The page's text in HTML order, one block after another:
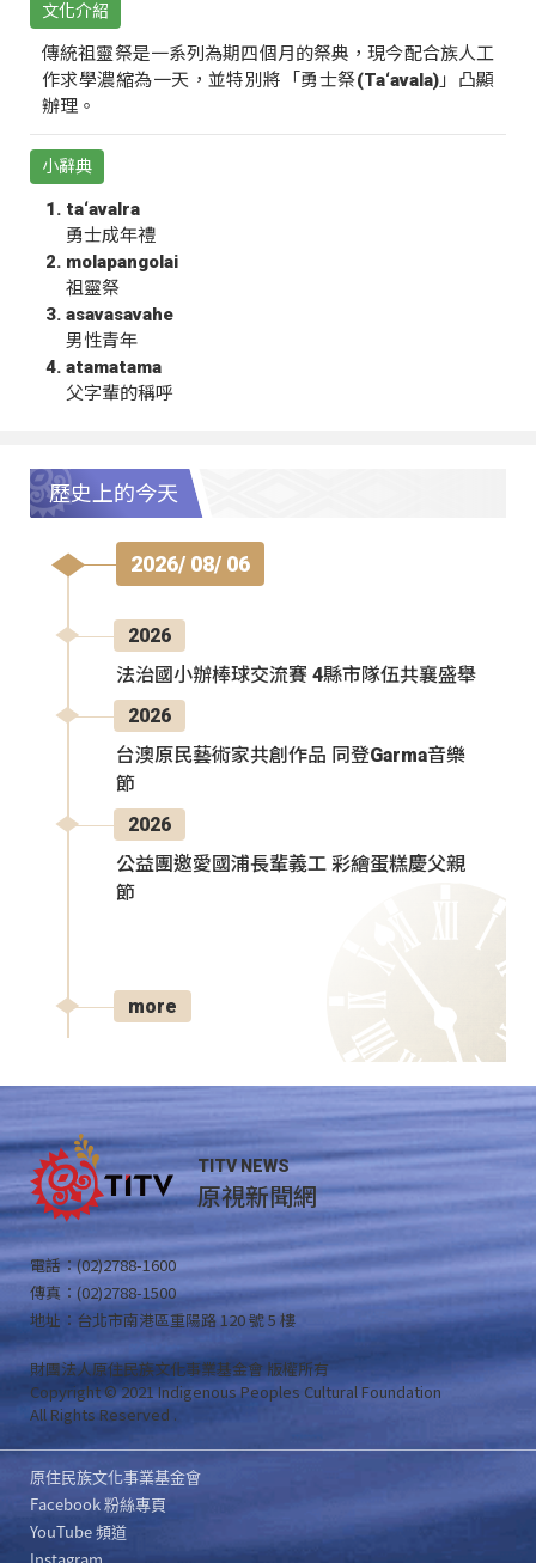
文化介紹
傳統祖靈祭是一系列為期四個月的祭典，現今配合族人工
作求學濃縮為一天，並特別將「勇士祭(Ta‘avala)」凸顯
辦理。
小辭典
ta‘avalra
勇士成年禮
molapangolai
祖靈祭
asavasavahe
男性青年
atamatama
父字輩的稱呼
歷史上的今天
2026/ 08/ 06
2026
法治國小辦棒球交流賽 4縣市隊伍共襄盛舉
2026
台澳原民藝術家共創作品 同登Garma音樂
節
2026
公益團邀愛國浦長輩義工 彩繪蛋糕慶父親
節
more
TITV NEWS
原視新聞網
電話：(02)2788-1600
傳真：(02)2788-1500
地址：台北市南港區重陽路 120 號 5 樓
財團法人原住民族文化事業基金會 版權所有
Copyright © 2021 Indigenous Peoples Cultural Foundation
All Rights Reserved .
原住民族文化事業基金會
Facebook 粉絲專頁
YouTube 頻道